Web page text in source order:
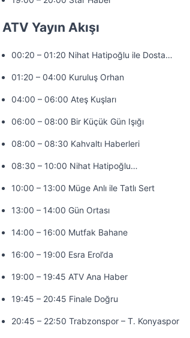
ATV Yayın Akışı
00:20 – 01:20 Nihat Hatipoğlu ile Dosta…
01:20 – 04:00 Kuruluş Orhan
04:00 – 06:00 Ateş Kuşları
06:00 – 08:00 Bir Küçük Gün Işığı
08:00 – 08:30 Kahvaltı Haberleri
08:30 – 10:00 Nihat Hatipoğlu…
10:00 – 13:00 Müge Anlı ile Tatlı Sert
13:00 – 14:00 Gün Ortası
14:00 – 16:00 Mutfak Bahane
16:00 – 19:00 Esra Erol’da
19:00 – 19:45 ATV Ana Haber
19:45 – 20:45 Finale Doğru
20:45 – 22:50 Trabzonspor – T. Konyaspor